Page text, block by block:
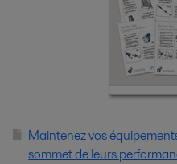
Maintenez vos
sommet de leurs